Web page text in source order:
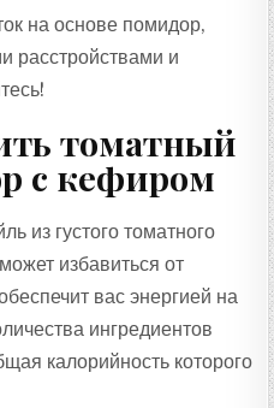
на основе помидор,
расстройствами и
томатный
с кефиром
из густого томатного
избавиться от
вас энергией на
ингредиентов
калорийность которого